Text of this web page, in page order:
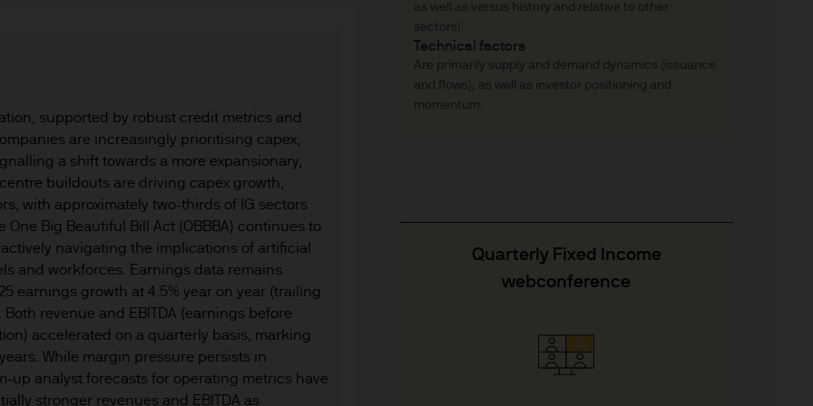
ohne vorherige Ankündigung geändert werden. Der Wert, Preis und die
Schwankungen unterliegen, die u. a. auf den jeweiligen Marktbedingungen
und die Anleger erhalten das investierte Kapital unter Umständen nicht
können sich nachteilig auf den Wert, Preis und die Rendite
Fremdwährungsanlage auswirken. Die Wertentwicklung der
Indikator für die aktuelle und zukünftige Wertentwicklung. Das
nicht gewährleistet werden. Auch für das Erreichen des angestrebten
kann keine Gewähr übernommen werden. J.P. Morgan Asset
für das Vermögensverwaltungsgeschäft von JPMorgan Chase & Co und
weltweit. Telefonanrufe bei J.P. Morgan Asset Management können aus
Schulungs- und Sicherheitszwecken aufgezeichnet werden. Soweit
und Daten aus der Korrespondenz mit Ihnen in Übereinstimmung
von J.P. Morgan Asset Management erfasst, gespeichert und
finden Sie auf folgender Website:
in Ihrem Land möglicherweise nicht oder nur eingeschränkt zugelassen ist,
sicherzustellen, dass die jeweiligen Gesetze und Vorschriften bei einer
eingehalten werden. Bei sämtlichen Transaktionen sollten Sie sich auf
supported by robust credit metrics and
are increasingly prioritising capex,
a shift towards a more expansionary,
buildouts are driving capex growth,
with approximately two-thirds of IG sectors
Big Beautiful Bill Act (OBBBA) continues to
navigating the implications of artificial
and workforces. Earnings data remains
earnings growth at 4.5% year on year (trailing
revenue and EBITDA (earnings before
accelerated on a quarterly basis, marking
While margin pressure persists in
up analyst forecasts for operating metrics have
stronger revenues and EBITDA as
as well as versus history and relative to other
sectors).
Technical factors
Are primarily supply and demand dynamics (issuance
and flows), as well as investor positioning and
momentum.
Quarterly Fixed Income
webconference